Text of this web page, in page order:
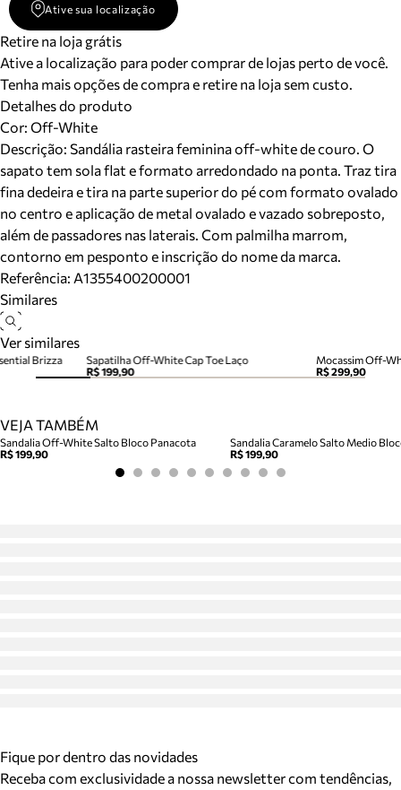
Ative sua localização
Retire na loja grátis
Ative a localização para poder comprar de lojas perto de você.
Tenha mais opções de compra e retire na loja sem custo.
Detalhes do produto
Cor: Off-White
Descrição: Sandália rasteira feminina off-white de couro. O
sapato tem sola flat e formato arredondado na ponta. Traz tira
fina dedeira e tira na parte superior do pé com formato ovalado
no centro e aplicação de metal ovalado e vazado sobreposto,
além de passadores nas laterais. Com palmilha marrom,
contorno em pesponto e inscrição do nome da marca.
Referência: A1355400200001
Similares
Ver similares
Sapatilha Off-White Cap Toe Laço
R$ 199,90
Mocassim Off-
R$ 299,90
Brizza
VEJA TAMBÉM
Sandalia Off-White Salto Bloco Panacota
R$ 199,90
R$ 199,90
Fique por dentro das novidades
Receba com exclusividade a nossa newsletter com tendências,